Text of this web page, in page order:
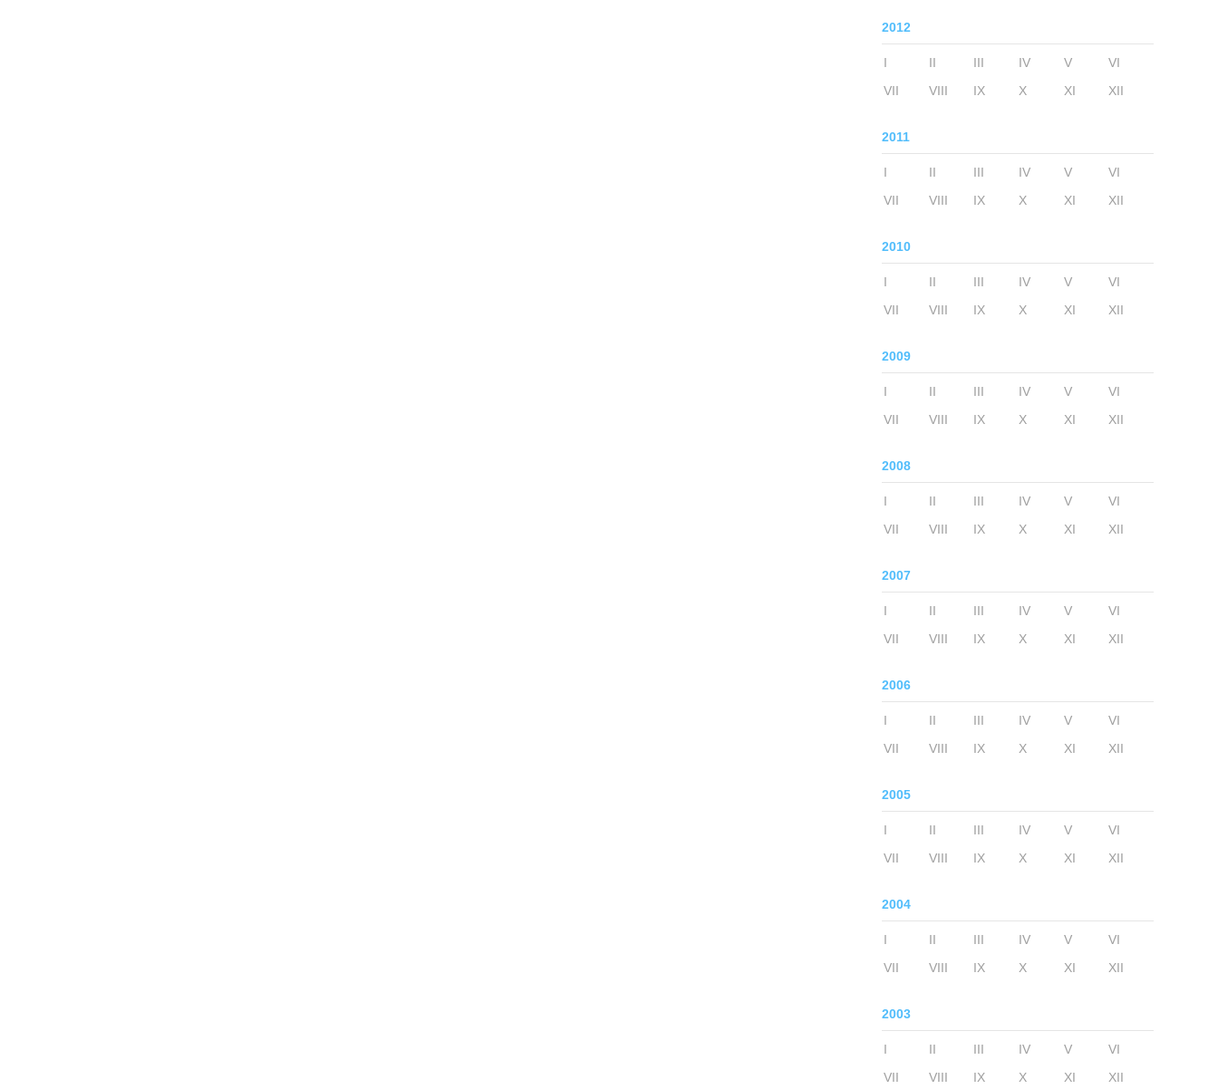
2012
I II III IV V
VI
VII
VIII IX X XI XII
2011
I II III IV V
VI
VII
VIII IX X XI XII
2010
I II III IV V
VI
VII
VIII IX X XI XII
2009
I II III IV V
VI
VII
VIII IX X XI XII
2008
I II III IV V
VI
VII
VIII IX X XI XII
2007
I II III IV V
VI
VII
VIII IX X XI XII
2006
I II III IV V
VI
VII
VIII IX X XI XII
2005
I II III IV V
VI
VII
VIII IX X XI XII
2004
I II III IV V
VI
VII
VIII IX X XI XII
2003
I II III IV V
VI
VII
VIII IX X XI XII